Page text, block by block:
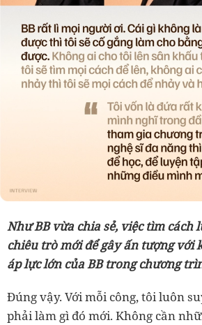
Như BB vừa chia sẻ, việc tìm
chiêu trò mới để gây ấn tượng với
áp lực lớn của BB trong chương
Đúng vậy. Với mỗi công, tôi luôn
phải làm gì đó mới. Không cần